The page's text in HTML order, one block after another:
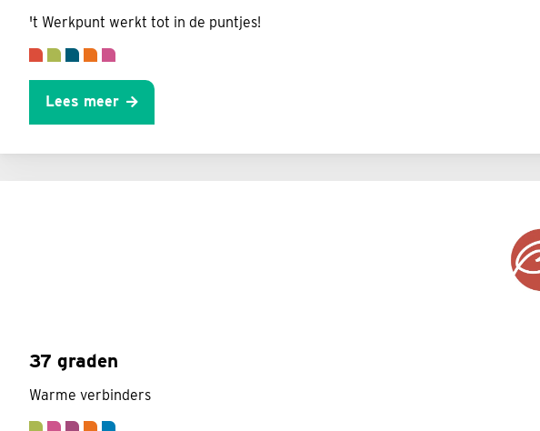
't Werkpunt werkt tot in de puntjes!
Lees meer
37 graden
Warme verbinders